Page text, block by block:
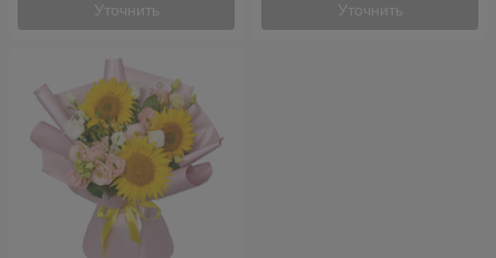
Уточнить Уточнить